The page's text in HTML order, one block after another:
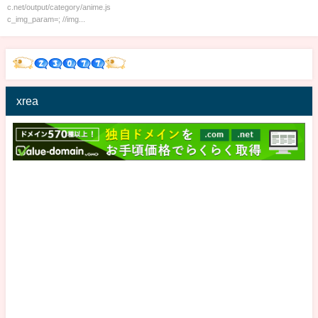
c.net/output/category/anime.js
c_img_param=; //img...
xrea